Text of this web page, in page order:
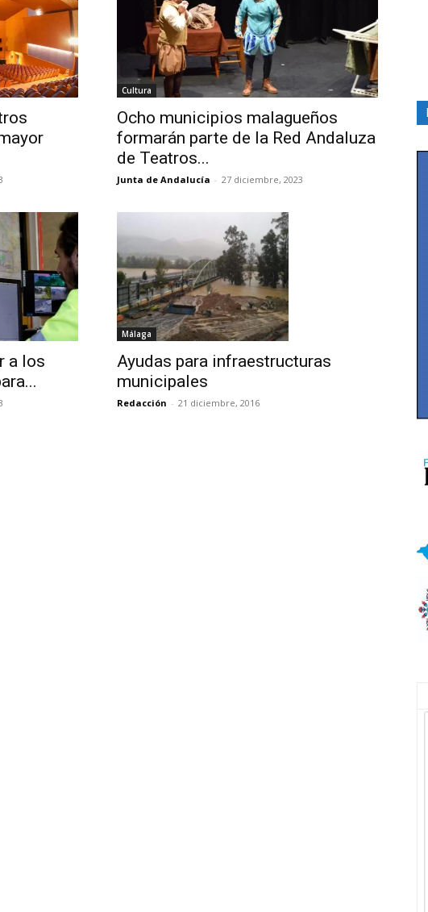
Cultura
Ocho municipios malagueños
formarán parte de la Red Andaluza
de Teatros...
Junta de Andalucía - 27 diciembre, 2023
a los
Málaga
Ayudas para infraestructuras
municipales
Redacción - 21 diciembre, 2016